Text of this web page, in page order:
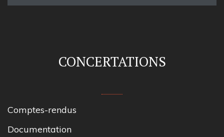
CONCERTATIONS
Comptes-rendus
Documentation